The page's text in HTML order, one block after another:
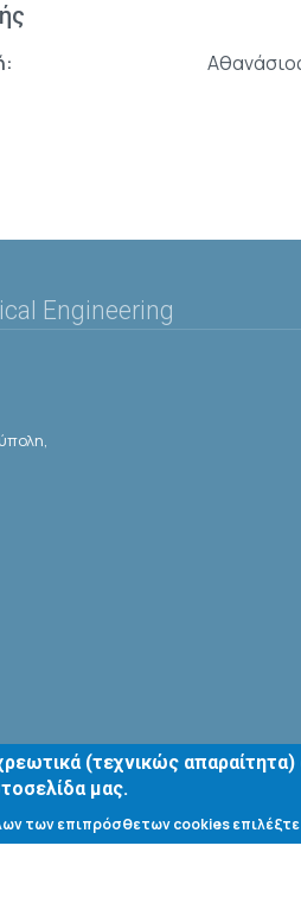
Engineering
(τεχνικώς
μας.
των επιπρόσθετων cookies επιλέξτε